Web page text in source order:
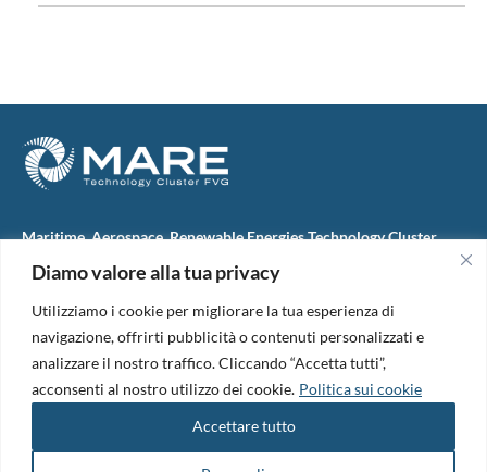
Diamo valore alla tua privacy
Utilizziamo i cookie per migliorare la tua esperienza di
navigazione, offrirti pubblicità o contenuti personalizzati e
analizzare il nostro traffico. Cliccando “Accetta tutti”,
acconsenti al nostro utilizzo dei cookie. Politica sui cookie
Accettare tutto
Maritime, Aerospace, Renewable Energies Technology Cluster
M.A.R.E. TC FVG S.c.ar.l.
34074 Monfalcone (Italy)
tel. +39 0481 723440
Codice Fiscale e Partita Iva: 01138620313
PEC:marefvg@legalmail.it
Codice univoco per i pagamenti: M5UXCR1
Copyright 2026. Design and development by
Informativa Privacy|Cookie Policy|Amm. Trasparente|Bandi &